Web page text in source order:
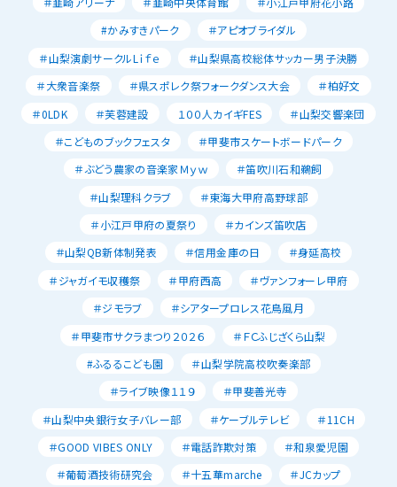
#かみすきパーク
＃アピオブライダル
＃山梨演劇サークルLｉｆｅ
＃山梨県高校総体サッカー男子決勝
＃大衆音楽祭
＃県スポレク祭フォークダンス大会
＃柏好文
＃0LDK
＃芙蓉建設 １００人カイギFES
＃山梨交響楽団
＃こどものブックフェスタ
＃甲斐市スケートボードパーク
＃ぶどう農家の音楽家Ｍｙｗ
＃笛吹川石和鵜飼
＃山梨理科クラブ
＃東海大甲府高野球部
＃小江戸甲府の夏祭り
＃カインズ笛吹店
＃山梨QB新体制発表
＃信用金庫の日
＃身延高校
＃ジャガイモ収穫祭
＃甲府西高
＃ヴァンフォーレ甲府
＃ジモラブ
＃シアタープロレス花鳥風月
＃甲斐市サクラまつり２０２６
＃ＦＣふじざくら山梨
#ふるるこども園
＃山梨学院高校吹奏楽部
＃ライブ映像１１９
＃甲斐善光寺
＃山梨中央銀行女子バレー部
＃ケーブルテレビ
＃11CH
＃GOOD VIBES ONLY
＃電話詐欺対策
＃和泉愛児園
＃葡萄酒技術研究会
＃十五華marche
＃JCカップ